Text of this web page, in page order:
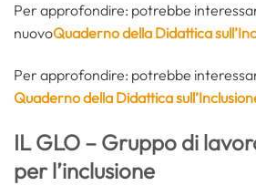
Per approfondire: potrebbe
nuovoQuaderno della Didattica
Per approfondire: potrebbe
Quaderno della Didattica
IL GLO – Gruppo di
per l’inclusione